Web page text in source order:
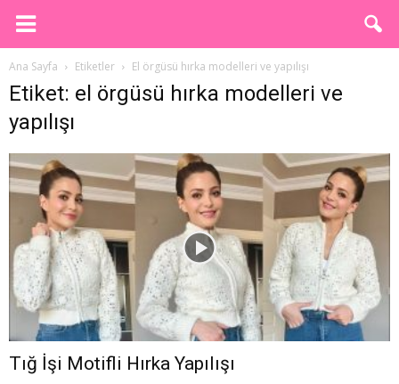
Ana Sayfa Etiketler El örgüsü hırka modelleri ve yapılışı
Etiket: el örgüsü hırka modelleri ve
yapılışı
Tığ İşi Motifli Hırka Yapılışı